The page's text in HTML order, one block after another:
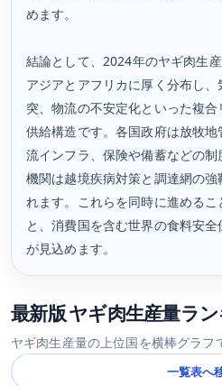
めます。
結論として、2024年のヤギ肉生
アジアとアフリカに厚く分布し
突、物流の不安定化といった複
供給構造です。各国政府は放牧
流インフラ、保険や備蓄などの
機関は越境疾病対策と調達網の
れます。これらを同時に進める
と、消費国を含む世界の食料安
が見込めます。
最新版 ヤギ肉生産量ラ
ヤギ肉生産量の上位国を横棒グラフ
一覧表へ